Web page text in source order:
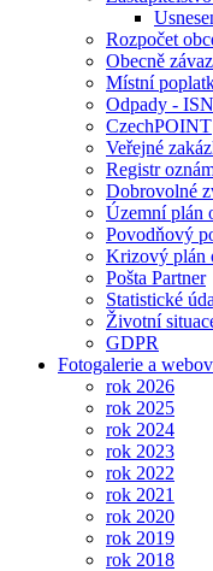
Rozpočet
Obecně
Místní
Odpady -
CzechPOINT
Veřejné
Registr
Dobrovolné
Územní plán
Povodňový
Krizový plán
Pošta Partner
Statistické
Životní
GDPR
Fotogalerie a
rok 2026
rok 2025
rok 2024
rok 2023
rok 2022
rok 2021
rok 2020
rok 2019
rok 2018